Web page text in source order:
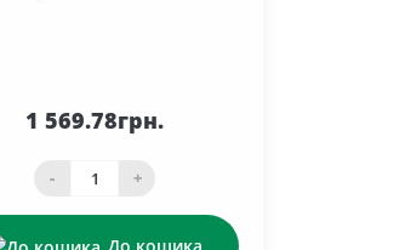
1 569.78грн.
- +